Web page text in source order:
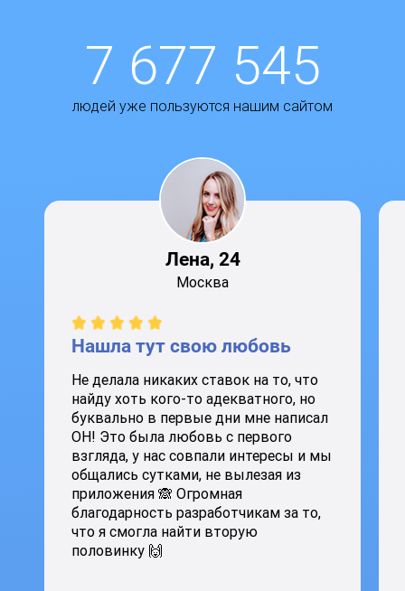
7 677 545
людей уже пользуются нашим сайтом
Лена, 24
Москва
Нашла тут свою любовь
Не делала никаких ставок на то, что
найду хоть кого-то адекватного, но
буквально в первые дни мне написал
ОН! Это была любовь с первого
взгляда, у нас совпали интересы и мы
общались сутками, не вылезая из
приложения 🙈 Огромная
благодарность разработчикам за то,
что я смогла найти вторую
половинку 🙌